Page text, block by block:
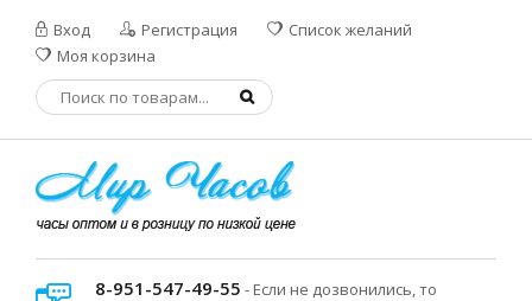
Вход Регистрация
Список желаний
Моя корзина
8-951-547-49-55 - Если не дозвонились, то